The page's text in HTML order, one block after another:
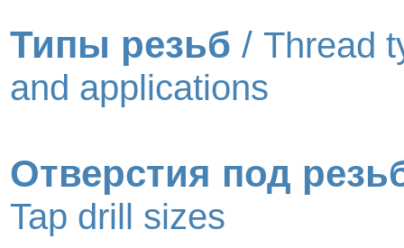
Типы резьб / Thread
and applications
Отверстия под
Tap drill sizes